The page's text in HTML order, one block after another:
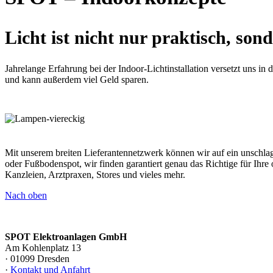
Licht ist nicht nur praktisch,
Jahrelange Erfahrung bei der Indoor-Lichtinstallation versetzt uns
und kann außerdem viel Geld sparen.
Mit unserem breiten Lieferantennetzwerk können wir auf ein
oder Fußbodenspot, wir finden garantiert genau das Richtige für
Kanzleien, Arztpraxen, Stores und vieles mehr.
Nach oben
SPOT Elektroanlagen GmbH
Am Kohlenplatz 13
· 01099 Dresden
· Kontakt und Anfahrt